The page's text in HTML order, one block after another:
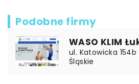
Podobne firmy
WASO KLIM
ul. Katowicka
Śląskie